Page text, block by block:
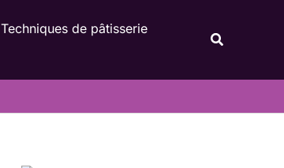
Techniques de pâtisserie